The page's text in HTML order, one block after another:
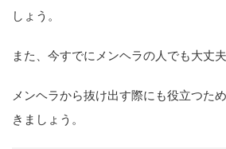
しょう。
また、今すでにメンヘラの人でも大丈夫
メンヘラから抜け出す際にも役立つた
きましょう。